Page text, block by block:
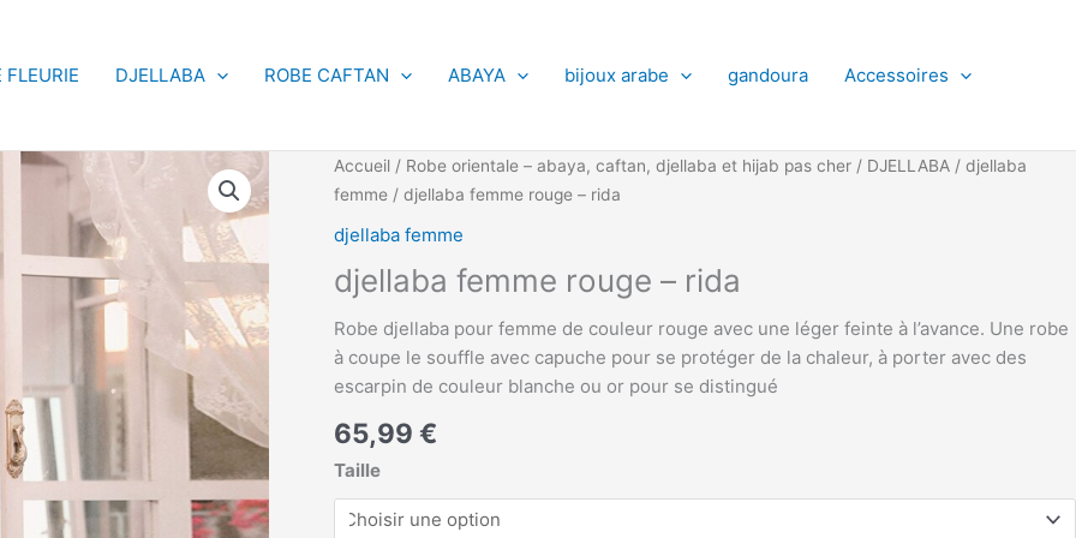
FLEURIE DJELLABA ROBE CAFTAN ABAYA bijoux arabe gandoura Accessoires
Accueil/ Robe orientale – abaya, caftan, djellaba et hijab pas cher/ DJELLABA/ djellaba
femme/ djellaba femme rouge – rida
djellaba femme
djellaba femme rouge – rida
Robe djellaba pour femme de couleur rouge avec une léger feinte à l’avance. Une robe
à coupe le souffle avec capuche pour se protéger de la chaleur, à porter avec des
escarpin de couleur blanche ou or pour se distingué
65,99 €
Taille
quantité
de
djellaba
femme
rouge
rida